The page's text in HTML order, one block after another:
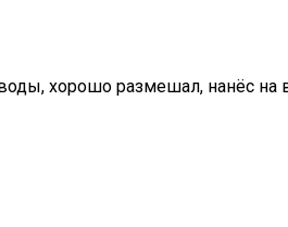
хорошо размешал, нанёс